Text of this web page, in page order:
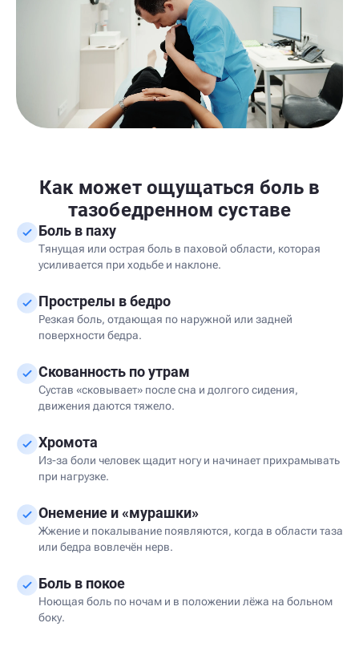
Как может ощущаться боль в
тазобедренном суставе
Боль в паху
Тянущая или острая боль в паховой области, которая
усиливается при ходьбе и наклоне.
Прострелы в бедро
Резкая боль, отдающая по наружной или задней
поверхности бедра.
Скованность по утрам
Сустав «сковывает» после сна и долгого сидения,
движения даются тяжело.
Хромота
Из-за боли человек щадит ногу и начинает прихрамывать
при нагрузке.
Онемение и «мурашки»
Жжение и покалывание появляются, когда в области таза
или бедра вовлечён нерв.
Боль в покое
Ноющая боль по ночам и в положении лёжа на больном
боку.